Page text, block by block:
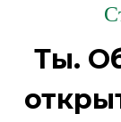
Ты.